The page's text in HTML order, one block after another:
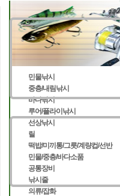
민물낚시
중층/내림낚시
바다낚시
루어/플라이낚시
선상낚시
릴
떡밥/미끼통/그릇/계량컵/선반
민물/중층/바다소품
공통장비
낚시줄
의류/잡화
홈